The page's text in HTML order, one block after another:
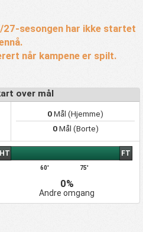
27-sesongen har ikke startet
når kampene er spilt.
over mål
0 Mål (Hjemme)
0Mål (Borte)
HT
60' 75'
FT
0%
Andre omgang